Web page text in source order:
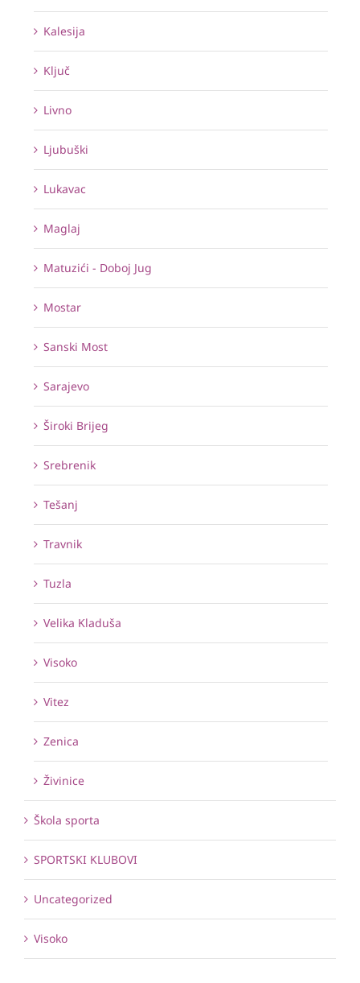
Kalesija
Ključ
Livno
Ljubuški
Lukavac
Maglaj
Matuzići - Doboj Jug
Mostar
Sanski Most
Sarajevo
Široki Brijeg
Srebrenik
Tešanj
Travnik
Tuzla
Velika Kladuša
Visoko
Vitez
Zenica
Živinice
Škola sporta
SPORTSKI KLUBOVI
Uncategorized
Visoko